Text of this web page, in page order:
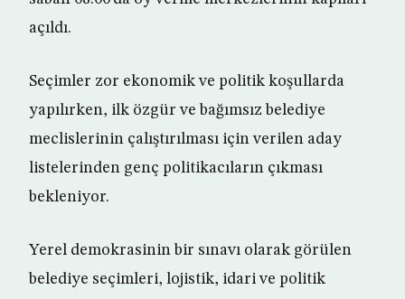
açıldı.
Seçimler zor ekonomik ve politik koşullarda
yapılırken, ilk özgür ve bağımsız belediye
meclislerinin çalıştırılması için verilen aday
listelerinden genç politikacıların çıkması
bekleniyor.
Yerel demokrasinin bir sınavı olarak görülen
belediye seçimleri, lojistik, idari ve politik